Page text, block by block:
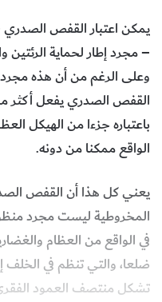
يمكن اعتبار القفص
– مجرد إطار لحماية الرئتين
وعلى الرغم من أن هذه مجرد
القفص الصدري يفعل أكثر
باعتباره جزءا من الهيكل
الواقع ممكنا من دونه.
يعني كل هذا أن القفص
المخروطية ليست مجرد
ضلعا، والتي تنظم في الخلف
تشكل منتصف العمود